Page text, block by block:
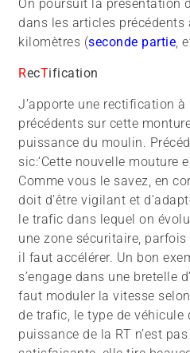
On poursuit la présentation
dans les articles précédents
kilomètres (seconde partie,
RecTification
J’apporte une rectification
précédents sur cette
puissance du moulin.
sic:‘Cette nouvelle mouture
Comme vous le savez, en
doit d’être vigilant et
le trafic dans lequel on
une zone sécuritaire,
il faut accélérer. Un bon
s’engage dans une bretelle
faut moduler la vitesse
de trafic, le type de véhicule
puissance de la RT n’est